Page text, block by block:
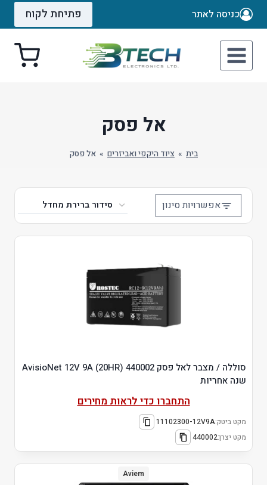
Skip
כניסה לאתר פתיחת לקוח
אל פסק
בית » ציוד היקפי ואביזרים » אל פסק
אפשרויות סינון
סוללה / מצבר לאל פסק AvisioNet 12V 9A (20HR) 440002
שנה אחריות
התחברו כדי לראות מחירים
מקט ביטק:11102300-12V9A
מקט יצרן:440002
Aviem